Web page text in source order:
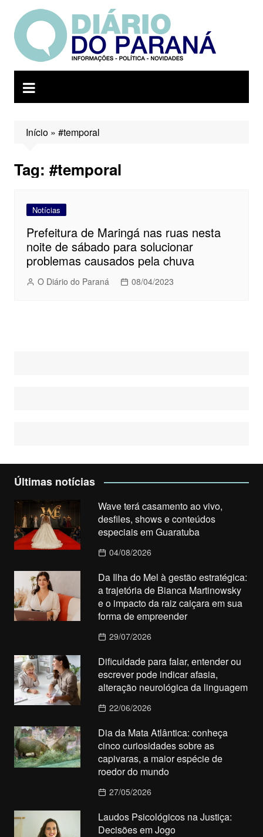
para
conteúdo
Início» #temporal
Tag: #temporal
Notícias
Prefeitura de Maringá nas ruas nesta
noite de sábado para solucionar
problemas causados pela chuva
O Diário do Paraná 08/04/2023
Últimas notícias
Wave terá casamento ao vivo,
desfiles, shows e conteúdos
especiais em Guaratuba
04/08/2026
Da Ilha do Mel à gestão estratégica:
a trajetória de Bianca Martinowsky
e o impacto da raiz caiçara em sua
forma de empreender
29/07/2026
Dificuldade para falar, entender ou
escrever pode indicar afasia,
alteração neurológica da linguagem
22/06/2026
Dia da Mata Atlântica: conheça
cinco curiosidades sobre as
capivaras, a maior espécie de
roedor do mundo
27/05/2026
Laudos Psicológicos na Justiça:
Decisões em Jogo